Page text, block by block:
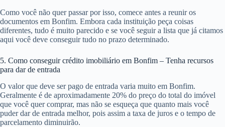
Como você não quer passar por isso, comece antes a reunir os
documentos em Bonfim. Embora cada instituição peça coisas
diferentes, tudo é muito parecido e se você seguir a lista que já citamos
aqui você deve conseguir tudo no prazo determinado.
5. Como conseguir crédito imobiliário em Bonfim – Tenha recursos
para dar de entrada
O valor que deve ser pago de entrada varia muito em Bonfim.
Geralmente é de aproximadamente 20% do preço do total do imóvel
que você quer comprar, mas não se esqueça que quanto mais você
puder dar de entrada melhor, pois assim a taxa de juros e o tempo de
parcelamento diminuirão.